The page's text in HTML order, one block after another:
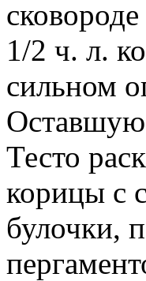
1/2 ч. л.
сильном
Тесто
корицы с
булочки,